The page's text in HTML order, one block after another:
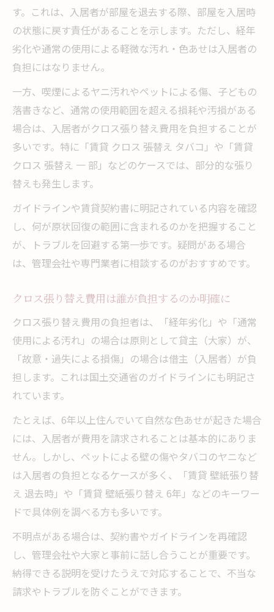
定義
賃貸契約上の過失とクロス張り替え負担の
違い
ガイドラインから読み解く費用分担ポイン
故意・過失によるクロス張り替え費用の実
例
経年劣化の場合に費用が発生しない理由と
は
クロス張り替え費用の相場を正しく知るコツ
クロス張り替え費用相場の調べ方と比較方
法
賃貸でのクロス張り替え費用平均を把握し
よう
壁紙種類やグレードによる費用差を解説
クロス張り替え費用で損しないための準備
自分でできるクロス張り替えの節約ポイント
クロス張り替えを自分でする際の準備と注
意点
部分的なクロス張り替えで費用を抑える方
法
自分でクロス張り替えするメリットとリス
ク
賃貸で許可が必要なクロス張り替えの範囲
す。これは、入居者が部屋を退去する際、部屋を入居時
の状態に戻す責任があることを示します。ただし、経年
劣化や通常の使用による軽微な汚れ・色あせは入居者の
負担にはなりません。
一方、喫煙によるヤニ汚れやペットによる傷、子どもの
落書きなど、通常の使用範囲を超える損耗や汚損がある
場合は、入居者がクロス張り替え費用を負担することが
多いです。特に「賃貸 クロス 張替え タバコ」や「賃貸
クロス 張替え 一 部」などのケースでは、部分的な張り
替えも発生します。
ガイドラインや賃貸契約書に明記されている内容を確認
し、何が原状回復の範囲に含まれるのかを把握すること
が、トラブルを回避する第一歩です。疑問がある場合
は、管理会社や専門業者に相談するのがおすすめです。
クロス張り替え費用は誰が負担するのか明確に
クロス張り替え費用の負担者は、「経年劣化」や「通常
使用による汚れ」の場合は原則として貸主（大家）が、
「故意・過失による損傷」の場合は借主（入居者）が負
担します。これは国土交通省のガイドラインにも明記さ
れています。
たとえば、6年以上住んでいて自然な色あせが起きた場合
には、入居者が費用を請求されることは基本的にありま
せん。しかし、ペットによる壁の傷やタバコのヤニなど
は入居者の負担となるケースが多く、「賃貸 壁紙張り替
え 退去時」や「賃貸 壁紙張り替え 6年」などのキーワー
ドで具体例を調べる方も多いです。
不明点がある場合は、契約書やガイドラインを再確認
し、管理会社や大家と事前に話し合うことが重要です。
納得できる説明を受けたうえで対応することで、不当な
請求やトラブルを防ぐことができます。